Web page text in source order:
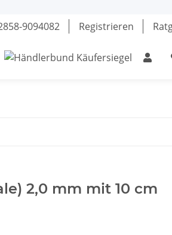
9094082 Registrieren
Klebstoffe Fette &
2,0 mm mit 10 cm